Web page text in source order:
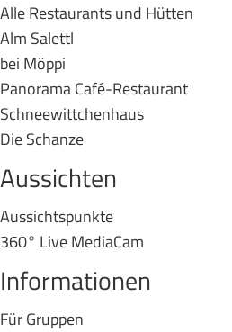
Alle Restaurants und Hütten
Alm Salettl
bei Möppi
Panorama Café-Restaurant
Schneewittchenhaus
Die Schanze
Aussichten
Aussichtspunkte
360° Live MediaCam
Informationen
Für Gruppen